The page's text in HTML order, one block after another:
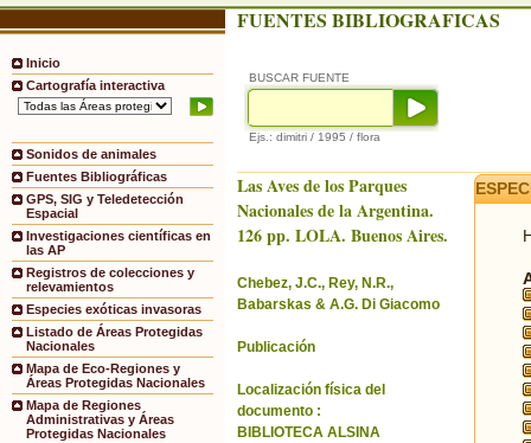
Inicio
Cartografía interactiva
Sonidos de animales
Fuentes Bibliográficas
GPS, SIG y Teledetección
Espacial
Investigaciones científicas en
las AP
Registros de colecciones y
relevamientos
Especies exóticas invasoras
Listado de Áreas Protegidas
Nacionales
Mapa de Eco-Regiones y
Áreas Protegidas Nacionales
Mapa de Regiones
Administrativas y Áreas
Protegidas Nacionales
FUENTES BIBLIOGRAFICAS
BUSCAR FUENTE
Ejs.: dimitri / 1995 / flora
Las Aves de los Parques
Nacionales de la Argentina.
126 pp. LOLA. Buenos Aires.
Chebez, J.C., Rey, N.R.,
Babarskas & A.G. Di Giacomo
Publicación
Localización física del
documento :
BIBLIOTECA ALSINA